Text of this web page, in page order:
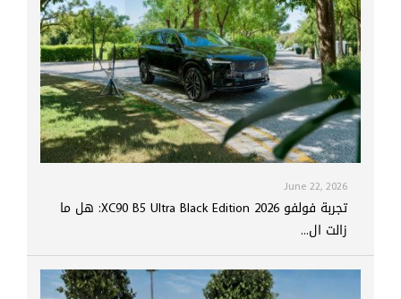
June 22, 2026
تجربة فولفو XC90 B5 Ultra Black Edition 2026: هل ما
زالت ال...